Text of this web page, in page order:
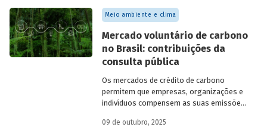
as discussões das mesas de negociações
saiam do discurso e resultem em
compromissos, planos de ações e metas,
com prazos e recursos definidos.
Meio ambiente e clima
Mercado voluntário de carbono
no Brasil: contribuições da
consulta pública
Os mercados de crédito de carbono
permitem que empresas, organizações e
indivíduos compensem as suas emissões
por projetos de redução de emissões
09 de outubro, 2025